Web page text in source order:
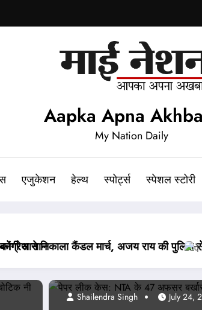
Aapka Apna
My Nation Daily
एजुकेशन हेल्थ स्पोर्ट्स स्पेशल स्टोरी
पुलिस से हुई बहसपेपर लीक संशोधन बिल पर मंत्री वैष्णव